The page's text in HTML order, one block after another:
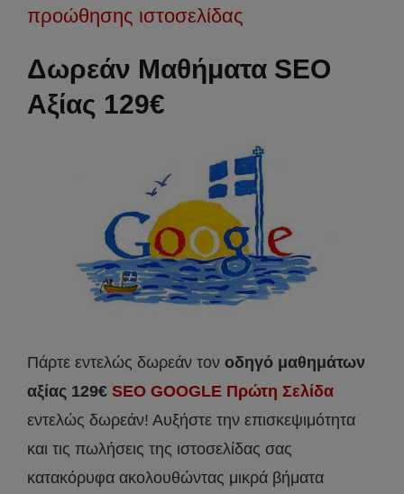
προώθησης ιστοσελίδας
Δωρεάν Μαθήματα SEO
Αξίας 129€
Πάρτε εντελώς δωρεάν τον οδηγό μαθημάτων
αξίας 129€ SEO GOOGLE Πρώτη Σελίδα
εντελώς δωρεάν! Αυξήστε την επισκεψιμότητα
και τις πωλήσεις της ιστοσελίδας σας
κατακόρυφα ακολουθώντας μικρά βήματα